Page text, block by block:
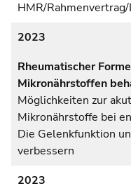
HMR/
2023
Rheumatischer
Mikronährstoffen
Möglichkeiten zur
Mikronährstoffe bei
Die Gelenkfunktion
verbessern
2023